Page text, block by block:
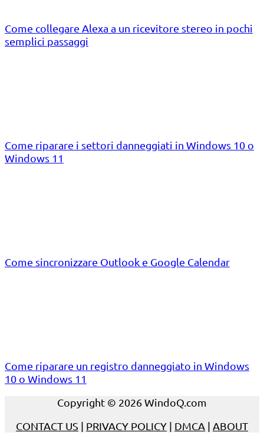
Come collegare Alexa a un ricevitore stereo in pochi
semplici passaggi
Come riparare i settori danneggiati in Windows 10 o
Windows 11
Come sincronizzare Outlook e Google Calendar
Come riparare un registro danneggiato in Windows
10 o Windows 11
Copyright © 2026 WindoQ.com
CONTACT US | PRIVACY POLICY | DMCA | ABOUT